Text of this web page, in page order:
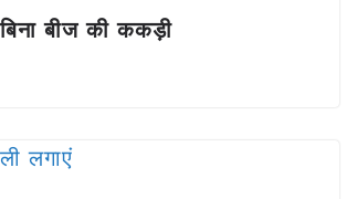
बीज की ककड़ी